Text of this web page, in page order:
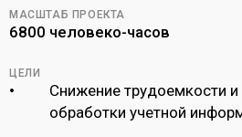
МАСШТАБ ПРОЕКТА
6800 человеко-часов
ЦЕЛИ
Снижение трудоемкости
обработки учетной